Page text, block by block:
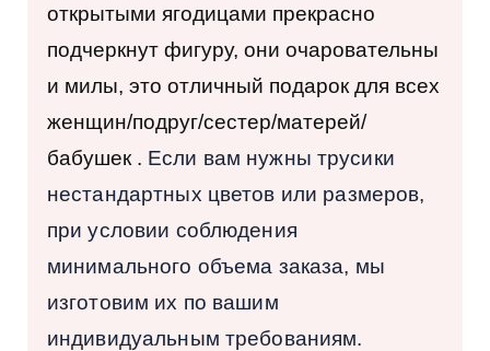
открытыми ягодицами прекрасно
подчеркнут фигуру, они очаровательны
и милы, это отличный подарок для всех
женщин/подруг/сестер/матерей/
бабушек . Если вам нужны трусики
нестандартных цветов или размеров,
при условии соблюдения
минимального объема заказа, мы
изготовим их по вашим
индивидуальным требованиям.